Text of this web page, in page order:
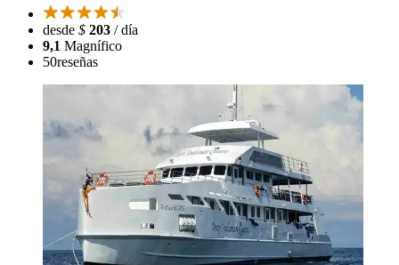
desde $ 203 / día
9,1 Magnífico
50reseñas